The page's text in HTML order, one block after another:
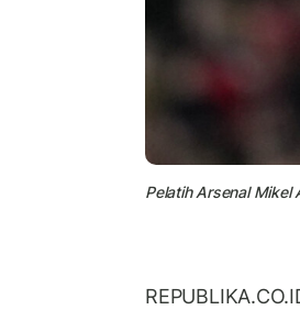
Pelatih Arsenal Mikel